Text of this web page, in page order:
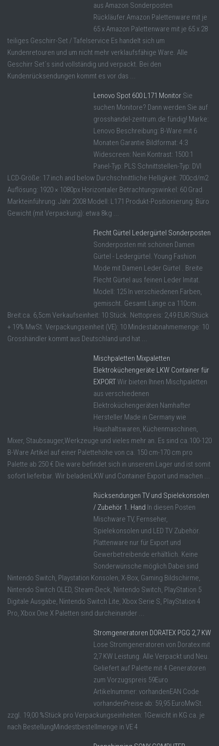
aus Amazon Sonderposten
Rückläufer.Amazon Palettenware mit je
65 x Amazon Palettenware mit je 65 x 28
teiliges Geschirr-Set / Tafelservice Es handelt sich um
Kundenretouren und um nicht mehr verklaufsfähige Ware. Alle
Geschirr Set´s sind vollständig und verpackt. Bei den
Kundenrücksendungen kommt es vor das ...
Lenovo Spot 600 L171 Monitor Sie
suchen Monitore? Dann werden Sie auf
grosshandel-zentrum.de fündig! Marke:
Lenovo Beschreibung: B-Ware mit 6
Monaten Garantie Bildformat: 4:3
Widescreen: Nein Kontrast: 1500:1
Panel-Typ: PLS Schnittstellen-Typ: DVI
LCD-Größe: 17 inch and below Durchschnittliche Helligkeit: 700cd/m2
Auflösung: 1920 × 1080px Horizontaler Betrachtungswinkel: 60 Grad
Markteinführung: Jahr 2008 Modell: L171 Produkt-Positionierung: Büro
Gewicht (mit Verpackung): etwa 8kg ...
Flecht Gürtel Ledergürtel Sonderposten
Sonderposten mit schönen Damen
Gürtel - Ledergürtel. Young Fashion
Mode mit Damen Leder Gürtel . Breite
Flecht Gürtel aus feinen Leder Imitat.
Modell: 125 In verschiedenen Farben,
gemischt. Gesamt Länge ca 110cm .
Breit:ca. 6,5cm Verkaufseinheit: 10 Stück. Nettopreis: 2,49 EUR/Stück
+ 19% MwSt. Verpackungseinheit (VE): 10 Mindestabnahmemenge: 10
Grosshändler kommt aus Deutschland und hat ...
Mischpaletten Mixpaletten
Elektroküchengeräte LKW Container für
EXPORTWir bieten Ihnen Mischpaletten
aus verschiedenen
Elektroküchengeräten Namhafter
Hersteller Made in Germany wie
Haushaltswaren, Küchenmaschinen,
Mixer, Staubsauger,Werkzeuge und vieles mehr an. Es sind ca.100-120
B-Ware Artikel auf einer Palettehöhe von ca. 150 cm-170 cm pro
Palette ab 250 € Die ware befindet sich in unserem Lager und ist somit
sofort lieferbar. Wir beladenLKW und Container Export und machen ...
Rücksendungen TV und Spielekonsolen
/ Zubehör 1. Hand In diesen Posten
Mischware TV, Fernseher,
Spielekonsolen und LED TV Zubehör.
Plattenware nur für Export und
Gewerbetreibende erhältlich. Keine
Sonderwünsche möglich Dabei sind
Nintendo Switch, Playstation Konsolen, X-Box, Gaming Bildschirme,
Nintendo Switch OLED, Steam-Deck, Nintendo Switch, PlayStation 5
Digitale Ausgabe, Nintendo Switch Lite, Xbox Serie S, PlayStation 4
Pro, Xbox One X Paletten sind durcheinander ...
Stromgeneratoren DORATEX PGG 2,7 KW
Lose Stromgeneratoren von Doratex mit
2,7 KW Leistung. Alle Verpackt und Neu.
Geliefert auf Palette mit 4 Generatoren
zum Vorzugspreis 59Euro
Artikelnummer: vorhandenEAN Code
vorhandenPreise ab: 59,95 EuroMwSt.
zzgl. 19,00 %Stück pro Verpackungseinheiten: 1Gewicht in KG ca. je
nach BestellungMindestbestellmenge in VE 4